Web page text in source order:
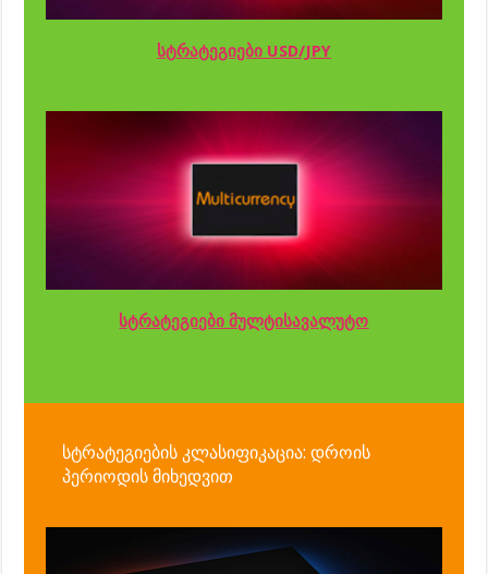
სტრატეგიები USD/JPY
სტრატეგიები მულტისავალუტო
სტრატეგიების კლასიფიკაცია: დროის
პერიოდის მიხედვით